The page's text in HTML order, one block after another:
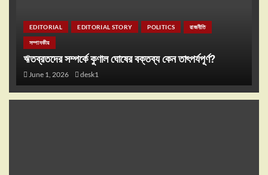
EDITORIAL EDITORIAL STORY POLITICS রাজনীতি
সম্পাদকীয়
ঋতব্রতদের সম্পর্কে কুণাল ঘোষের বক্তব্য কেন তাৎপর্যপূর্ণ?
June 1, 2026 desk1